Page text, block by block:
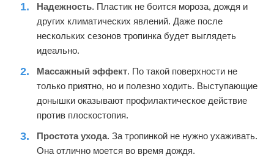
Надежность. Пластик не боится мороза, дождя и
других климатических явлений. Даже после
нескольких сезонов тропинка будет выглядеть
идеально.
Массажный эффект. По такой поверхности не
только приятно, но и полезно ходить. Выступающие
донышки оказывают профилактическое действие
против плоскостопия.
Простота ухода. За тропинкой не нужно ухаживать.
Она отлично моется во время дождя.